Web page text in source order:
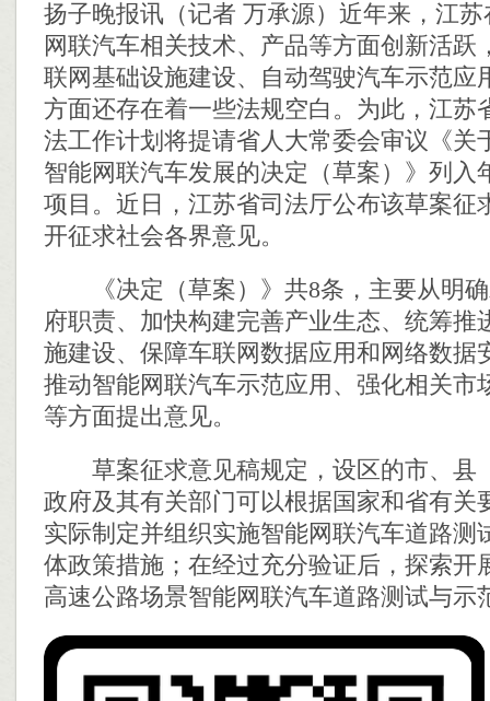
扬子晚报讯（记者 万承源）近年来，江
网联汽车相关技术、产品等方面创新活跃
联网基础设施建设、自动驾驶汽车示范应
方面还存在着一些法规空白。为此，江苏
法工作计划将提请省人大常委会审议《关
智能网联汽车发展的决定（草案）》列入
项目。近日，江苏省司法厅公布该草案征
开征求社会各界意见。
《决定（草案）》共8条，主要从明确
府职责、加快构建完善产业生态、统筹推
施建设、保障车联网数据应用和网络数据
推动智能网联汽车示范应用、强化相关市
等方面提出意见。
草案征求意见稿规定，设区的市、县
政府及其有关部门可以根据国家和省有关
实际制定并组织实施智能网联汽车道路测
体政策措施；在经过充分验证后，探索开
高速公路场景智能网联汽车道路测试与示